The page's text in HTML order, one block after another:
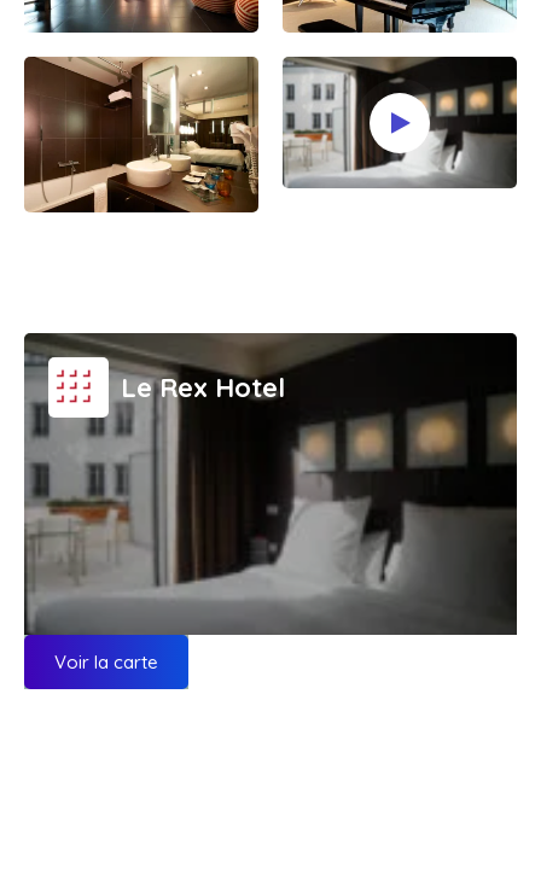
Le Rex Hotel
Voir la carte